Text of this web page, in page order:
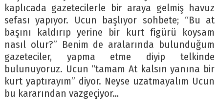
kaplıcada gazetecilerle bir araya gelmiş havuz
sefası yapıyor. Ucun başlıyor sohbete; “Bu at
başını kaldırıp yerine bir kurt figürü koysam
nasıl olur?” Benim de aralarında bulunduğum
gazeteciler, yapma etme diyip telkinde
bulunuyoruz. Ucun “tamam At kalsın yanına bir
kurt yaptırayım” diyor. Neyse uzatmayalım Ucun
bu kararından vazgeçiyor…